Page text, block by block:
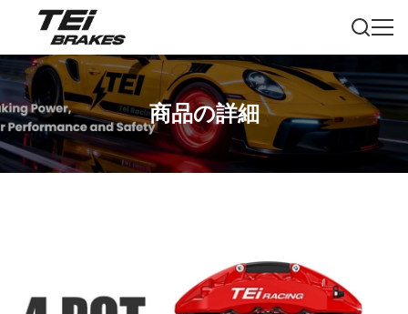
商品の詳細